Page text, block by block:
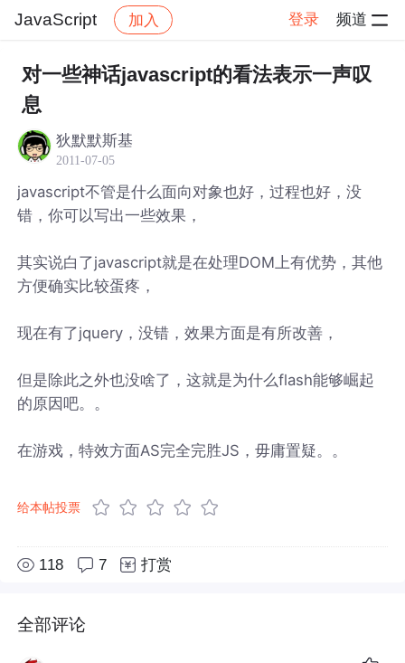
JavaScript 加入 登录 频道
社区 JavaScript 帖子详情
对一些神话javascript的看法表示一声叹
息
狄默默斯基
2011-07-05
javascript不管是什么面向对象也好，过程也好，没
错，你可以写出一些效果，
其实说白了javascript就是在处理DOM上有优势，其他
方便确实比较蛋疼，
现在有了jquery，没错，效果方面是有所改善，
但是除此之外也没啥了，这就是为什么flash能够崛起
的原因吧。。
在游戏，特效方面AS完全完胜JS，毋庸置疑。。
给本帖投票
118 7 打赏
全部评论